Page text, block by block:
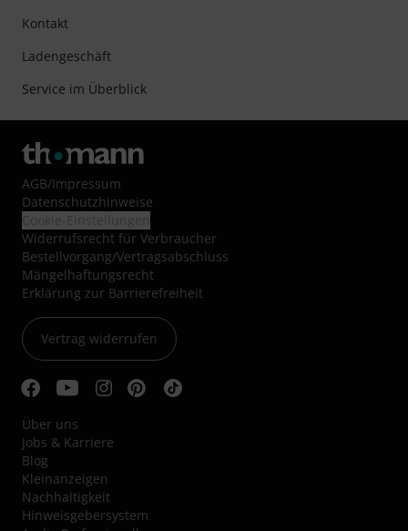
Kontakt
Ladengeschäft
Service im Überblick
AGB/Impressum
Datenschutzhinweise
Widerrufsrecht für Verbraucher
Bestellvorgang/Vertragsabschluss
Mängelhaftungsrecht
Erklärung zur Barrierefreiheit
Vertrag widerrufen
Über uns
Jobs & Karriere
Blog
Kleinanzeigen
Nachhaltigkeit
Hinweisgebersystem